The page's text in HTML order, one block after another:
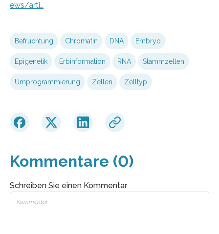
ews/arti…
Befruchtung Chromatin DNA Embryo
Epigenetik Erbinformation RNA Stammzellen
Umprogrammierung Zellen Zelltyp
Kommentare (0)
Schreiben Sie einen Kommentar